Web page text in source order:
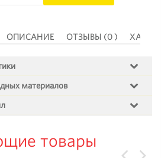
ОПИСАНИЕ ОТЗЫВЫ (0 )
материалов
товары